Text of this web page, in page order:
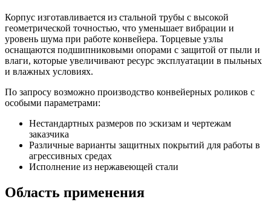
Корпус изготавливается из стальной трубы с высокой
геометрической точностью, что уменьшает вибрации и
уровень шума при работе конвейера. Торцевые узлы
оснащаются подшипниковыми опорами с защитой от пыли и
влаги, которые увеличивают ресурс эксплуатации в пыльных
и влажных условиях.
По запросу возможно производство конвейерных роликов с
особыми параметрами:
Нестандартных размеров по эскизам и чертежам
заказчика
Различные варианты защитных покрытий для работы в
агрессивных средах
Исполнение из нержавеющей стали
Область применения